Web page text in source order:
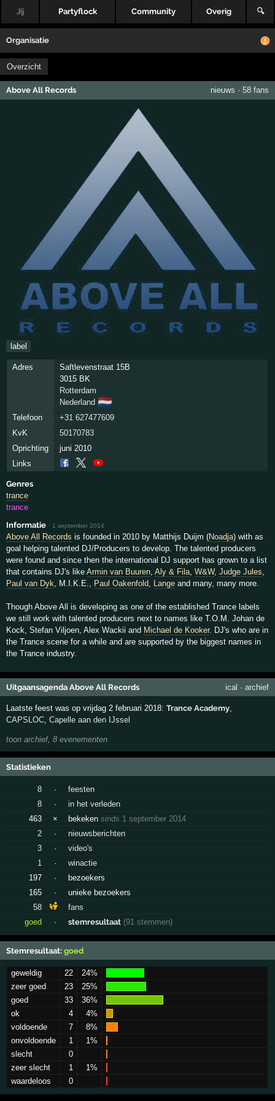
Jij Partyflock Community Overig 🔍
Organisatie
Overzicht
Above All Records nieuws · 58 fans
label
Adres
Saftlevenstraat 15B
3015 BK
Rotterdam
Nederland 🇳🇱
Telefoon
+31 627477609
KvK
50170783
Oprichting
juni 2010
Links
Genres
trance
trance
Informatie · 1 september 2014
Above All Records is founded in 2010 by Matthijs Duijm (Noadja) with as
goal helping talented DJ/Producers to develop. The talented producers
were found and since then the international DJ support has grown to a list
that contains DJ's likeArmin van Buuren,Aly & Fila,W&W,Judge Jules,
Paul van Dyk, M.I.K.E., Paul Oakenfold, Lange and many, many more.
Though Above All is developing as one of the established Trance labels
we still work with talented producers next to names like T.O.M. Johan de
Kock, Stefan Viljoen, Alex Wackii and Michael de Kooker. DJ's who are in
the Trance scene for a while and are supported by the biggest names in
the Trance industry.
Uitgaansagenda Above All Records ical · archief
Laatste feest was op vrijdag 2 februari 2018:Trance Academy,
CAPSLOC,Capelle aan den IJssel
toon archief, 8 evenementen
Statistieken
8 ·
feesten
8
·
in het verleden
463
× bekekensinds 1 september 2014
2
·
nieuwsberichten
3
·
video's
1
·
winactie
197
·
bezoekers
165
·
unieke bezoekers
58
fans
goed
· stemresultaat (91 stemmen)
Stemresultaat:goed
geweldig 22
24%
zeer goed
23
25%
goed
33
36%
ok
4
4%
voldoende
7
8%
onvoldoende
1
1%
slecht
0
zeer slecht
1
1%
waardeloos
0